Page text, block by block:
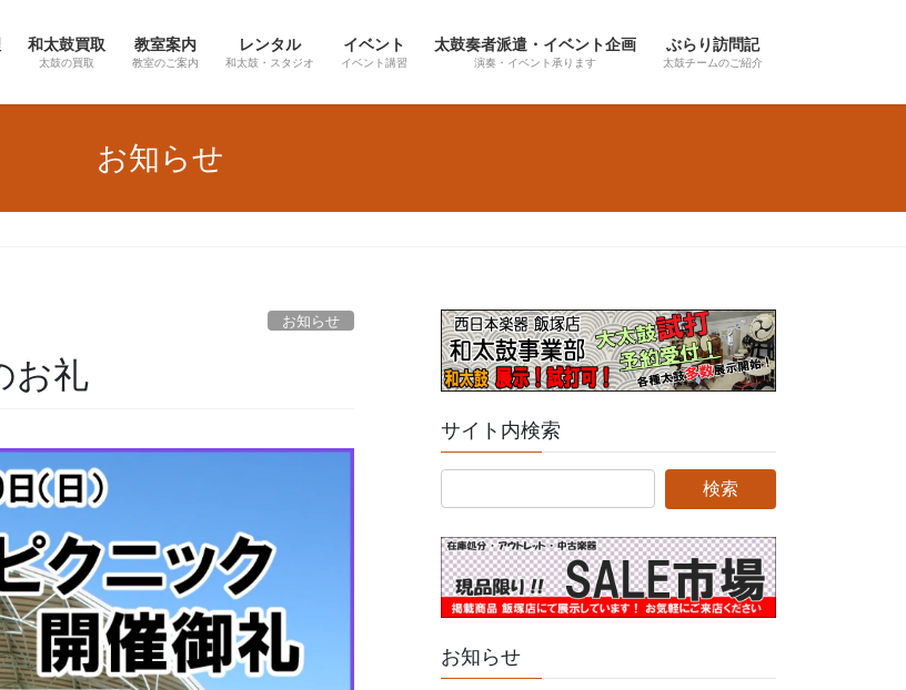
和太鼓買取
太鼓の買取
教室案内
教室のご案内
レンタル
和太鼓・スタジオ
イベント
イベント講習
太鼓奏者派遣・イベント企画
演奏・イベント承ります
ぶらり訪問記
太鼓チームのご紹介
お知らせ
お知らせ
お礼
サイト内検索
お知らせ